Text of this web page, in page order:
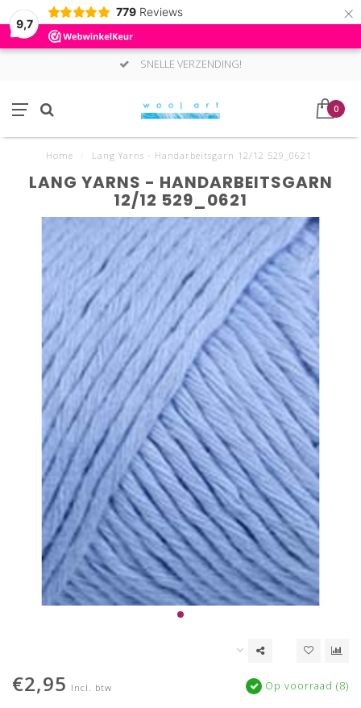
9,7
779 Reviews ×
SNELLE VERZENDING!
0
Home Lang Yarns - Handarbeitsgarn 12/12 529_0621
LANG YARNS - HANDARBEITSGARN
12/12 529_0621
€2,95 Incl. btw Op voorraad (8)